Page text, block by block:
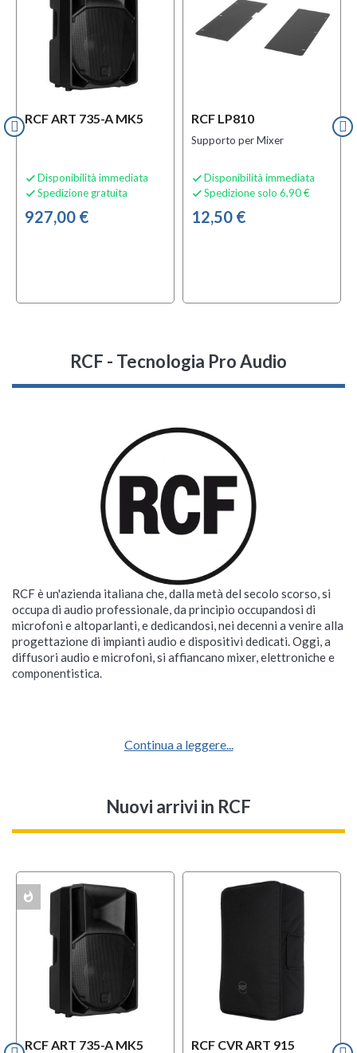
RCF ART 735-A MK5
 Disponibilità immediata
 Spedizione gratuita
927,00 €
RCF LP810
Supporto per Mixer
 Disponibilità immediata
 Spedizione solo 6,90 €
12,50 €
RCF - Tecnologia Pro Audio
RCF è un'azienda italiana che, dalla metà del secolo scorso, si
occupa di audio professionale, da principio occupandosi di
microfoni e altoparlanti, e dedicandosi, nei decenni a venire alla
progettazione di impianti audio e dispositivi dedicati. Oggi, a
diffusori audio e microfoni, si affiancano mixer, elettroniche e
componentistica.
Continua a leggere...
Nuovi arrivi in RCF
RCF ART 735-A MK5
whatshot
RCF CVR ART 915
OFFERTA